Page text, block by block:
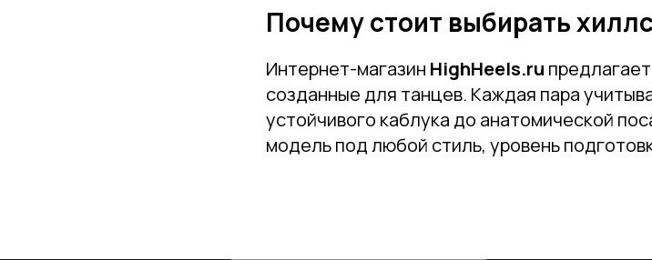
Почему стоит выбирать
Интернет-магазин HighHeels.ru
созданные для танцев. Каждая пара
устойчивого каблука до анатомической
модель под любой стиль, уровень